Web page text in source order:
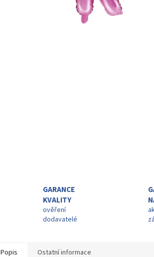
GARANCE
KVALITY
ověření
dodavatelé
Popis Ostatní informace